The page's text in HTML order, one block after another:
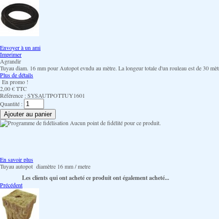
Envoyer à un ami
Imprimer
Agrandir
Tuyau diam. 16 mm pour Autopot evndu au mètre. La longeur totale d'un rouleau est de 30
Plus de détails
En promo !
2,00 €TTC
Référence :SYSAUTPOTTUY1601
Quantité :
Aucun point de fidélité pour ce produit.
En savoir plus
Tuyau autopot diamètre 16 mm / metre
Les clients qui ont acheté ce produit ont également acheté...
Précédent